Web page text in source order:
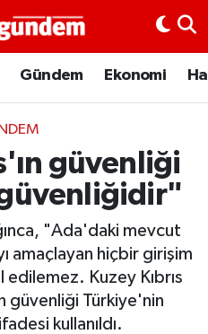
Gündem Ekonomi
güvenliği
"Ada'daki mevcut
amaçlayan hiçbir girişim
edilemez. Kuzey Kıbrıs
güvenliği Türkiye'nin
kullanıldı.